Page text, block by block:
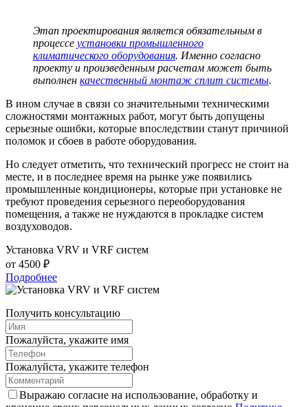
Этап проектирования является обязательным в
процессе установки промышленного
климатического оборудования. Именно согласно
проекту и произведенным расчетам может быть
выполнен качественный монтаж сплит системы.
В ином случае в связи со значительными техническими
сложностями монтажных работ, могут быть допущены
серьезные ошибки, которые впоследствии станут причиной
поломок и сбоев в работе оборудования.
Но следует отметить, что технический прогресс не стоит на
месте, и в последнее время на рынке уже появились
промышленные кондиционеры, которые при установке не
требуют проведения серьезного переоборудования
помещения, а также не нуждаются в прокладке систем
воздуховодов.
Установка VRV и VRF cистем
от 4500 ₽
Подробнее
Получить консультацию
Пожалуйста, укажите имя
Пожалуйста, укажите телефон
Выражаю согласие на использование, обработку и